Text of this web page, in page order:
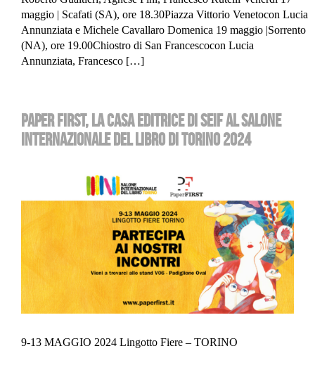
maggio | Scafati (SA), ore 18.30Piazza Vittorio Venetocon Lucia
Annunziata e Michele Cavallaro Domenica 19 maggio |Sorrento
(NA), ore 19.00Chiostro di San Francescocon Lucia
Annunziata, Francesco […]
PAPER FIRST, LA CASA EDITRICE DI SEIF AL SALONE
INTERNAZIONALE DEL LIBRO DI TORINO 2024
9-13 MAGGIO 2024 Lingotto Fiere – TORINO